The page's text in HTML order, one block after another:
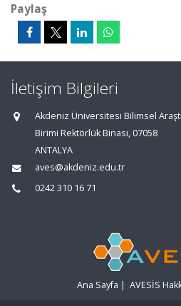
Paylaş
İletişim Bilgileri
Akdeniz Üniversitesi Bilimsel
Birimi Rektörlük Binası, 07058
ANTALYA
aves@akdeniz.edu.tr
0242 310 16 71
Ana Sayfa | AVESİS